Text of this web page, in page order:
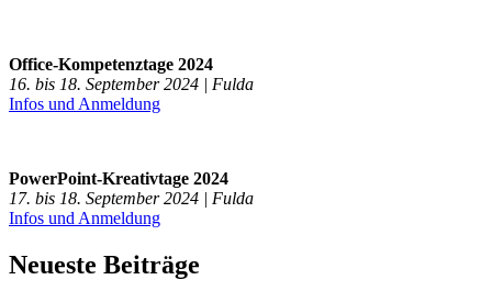
Office-Kompetenztage 2024
16. bis 18. September 2024 | Fulda
Infos und Anmeldung
PowerPoint-Kreativtage 2024
17. bis 18. September 2024 | Fulda
Infos und Anmeldung
Neueste Beiträge